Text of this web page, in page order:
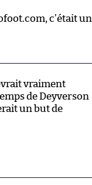
c’était un
vraiment
de Deyverson
un but de